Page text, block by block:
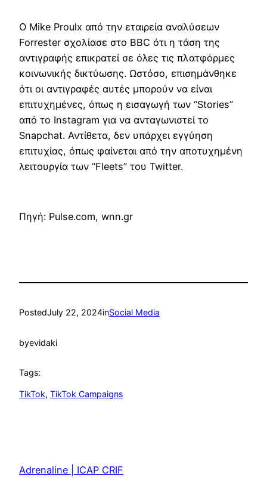
Ο Mike Proulx από την εταιρεία αναλύσεων
Forrester σχολίασε στο BBC ότι η τάση της
αντιγραφής επικρατεί σε όλες τις πλατφόρμες
κοινωνικής δικτύωσης. Ωστόσο, επισημάνθηκε
ότι οι αντιγραφές αυτές μπορούν να είναι
επιτυχημένες, όπως η εισαγωγή των “Stories”
από το Instagram για να ανταγωνιστεί το
Snapchat. Αντίθετα, δεν υπάρχει εγγύηση
επιτυχίας, όπως φαίνεται από την αποτυχημένη
λειτουργία των “Fleets” του Twitter.
Πηγή: Pulse.com, wnn.gr
PostedJuly 22, 2024inSocial Media
byevidaki
Tags:
TikTok, TikTok Campaigns
Adrenaline | ICAP CRIF